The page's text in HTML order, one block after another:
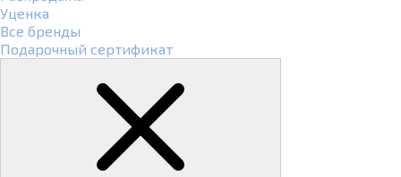
Уценка
Все бренды
Подарочный сертификат